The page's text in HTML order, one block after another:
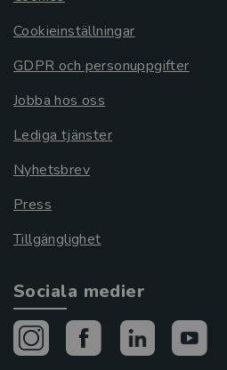
Cookieinställningar
GDPR och personuppgifter
Jobba hos oss
Lediga tjänster
Nyhetsbrev
Press
Tillgänglighet
Sociala medier